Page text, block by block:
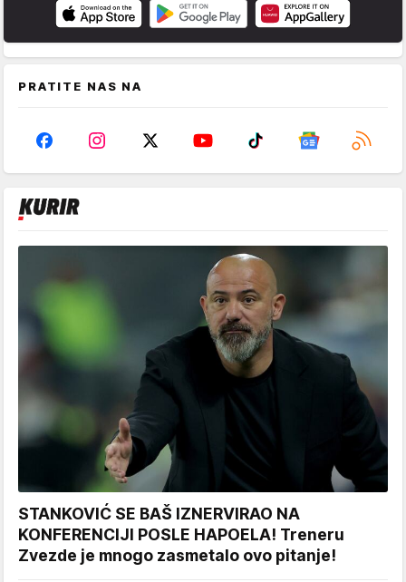
PRATITE NAS NA
STANKOVIĆ SE BAŠ IZNERVIRAO NA
KONFERENCIJI POSLE HAPOELA! Treneru
Zvezde je mnogo zasmetalo ovo pitanje!